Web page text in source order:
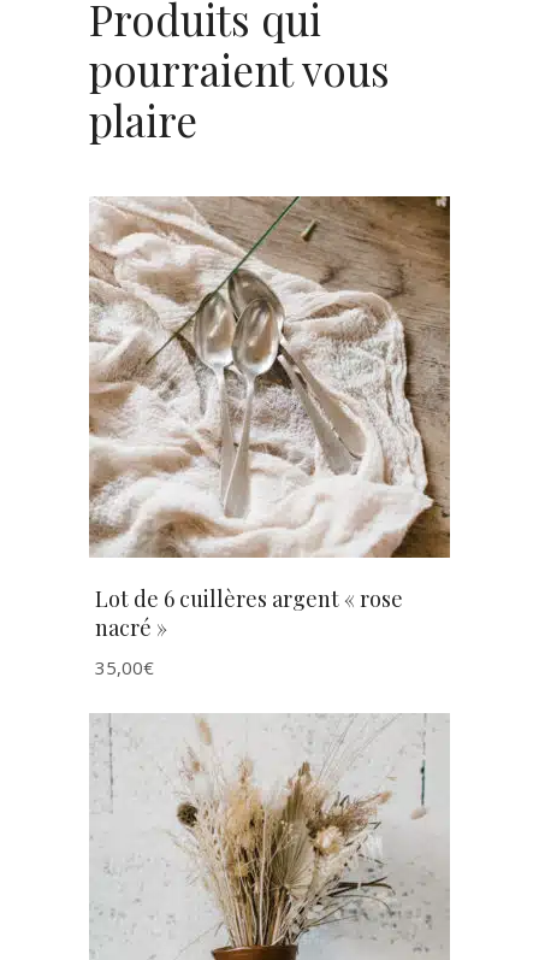
Produits qui
pourraient vous
plaire
AJOUTER AU PANIER
Lot de 6 cuillères argent « rose
nacré »
35,00€
AJOUTER AU PANIER